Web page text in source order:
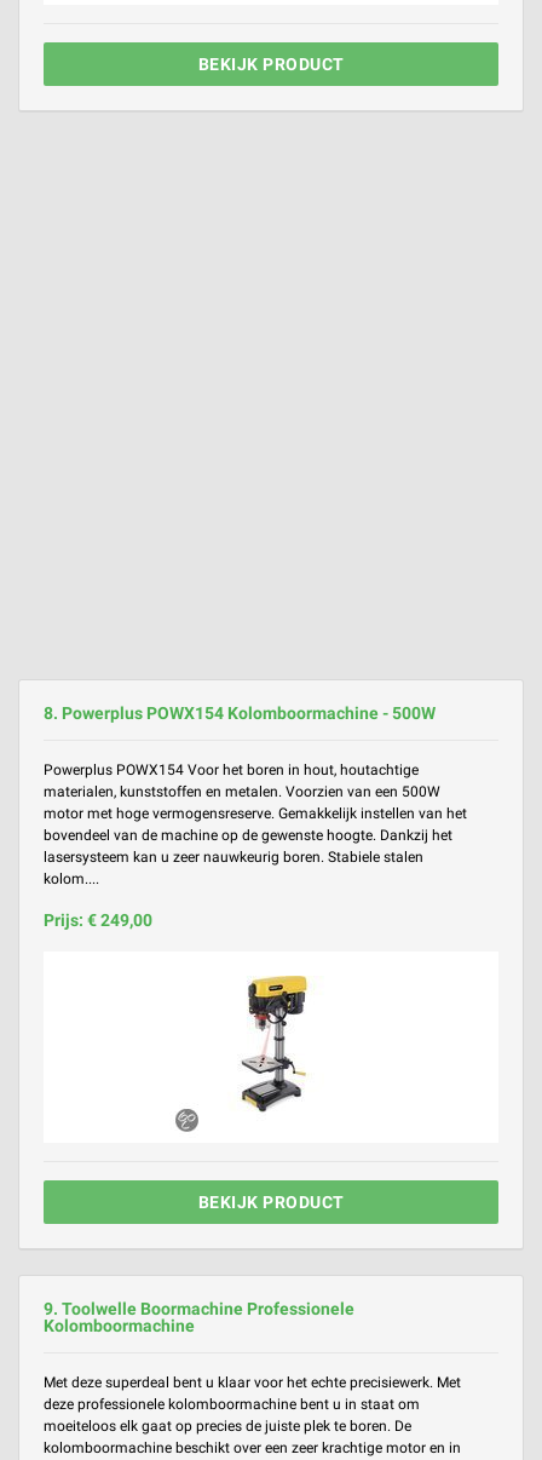
BEKIJK PRODUCT
8. Powerplus POWX154 Kolomboormachine - 500W
Powerplus POWX154 Voor het boren in hout, houtachtige
materialen, kunststoffen en metalen. Voorzien van een 500W
motor met hoge vermogensreserve. Gemakkelijk instellen van het
bovendeel van de machine op de gewenste hoogte. Dankzij het
lasersysteem kan u zeer nauwkeurig boren. Stabiele stalen
kolom....
Prijs: € 249,00
BEKIJK PRODUCT
9. Toolwelle Boormachine Professionele
Kolomboormachine
Met deze superdeal bent u klaar voor het echte precisiewerk. Met
deze professionele kolomboormachine bent u in staat om
moeiteloos elk gaat op precies de juiste plek te boren. De
kolomboormachine beschikt over een zeer krachtige motor en in